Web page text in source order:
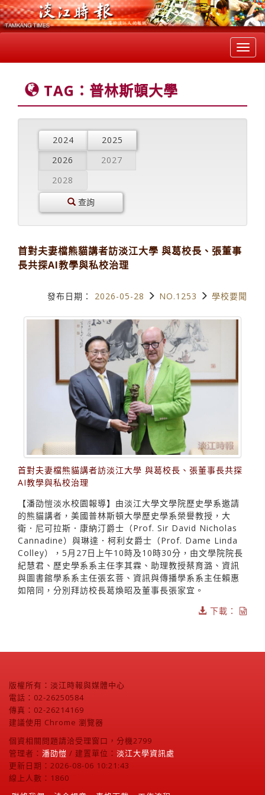
TAG：普林斯頓大學
2024
2025
2026
2027
2028
查詢
首對夫妻檔熊貓講者訪淡江大學 與葛校長、張董事
長共探AI教學與私校治理
發布日期： 2026-05-28 NO.1253 學校要聞
首對夫妻檔熊貓講者訪淡江大學 與葛校長、張董事長共探
AI教學與私校治理
【潘劭愷淡水校園報導】由淡江大學文學院歷史學系邀請
的熊貓講者，美國普林斯頓大學歷史學系榮譽教授，大
衛．尼可拉斯．康納汀爵士（Prof. Sir David Nicholas
Cannadine）與琳達．柯利女爵士（Prof. Dame Linda
Colley），5月27日上午10時及10時30分，由文學院院長
紀慧君、歷史學系系主任李其霖、助理教授蔡育潞、資訊
與圖書館學系系主任張玄菩、資訊與傳播學系系主任賴惠
如陪同，分別拜訪校長葛煥昭及董事長張家宜。
下載：
版權所有：淡江時報與媒體中心
電話：02-26250584
傳真：02-26214169
建議使用 Chrome 瀏覽器
個資相關問題請洽受理窗口，分機2799
管理者： 潘劭愷 / 建置單位： 淡江大學資訊處
更新日期：2026-08-06 10:21:43
線上人數：1860